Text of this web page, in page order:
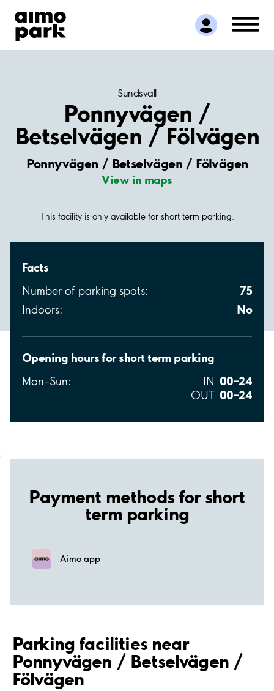
Find Parking
Partner with us
Customer Support
Sundsvall
Ponnyvägen /
Betselvägen / Fölvägen
Ponnyvägen / Betselvägen / Fölvägen
View in maps
This facility is only available for short term parking.
Facts
Number of parking spots: 75
Indoors: No
Opening hours for short term parking
Mon–Sun: IN 00–24
OUT 00–24
;
Payment methods for short
term parking
Aimo app
Parking facilities near
Ponnyvägen / Betselvägen /
Fölvägen